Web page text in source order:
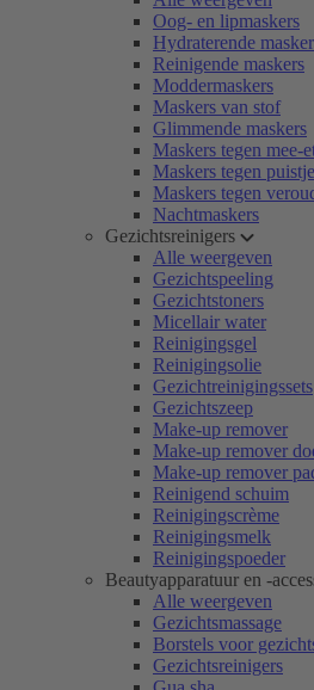
Oog- en lipmaskers
Hydraterende
Reinigende maskers
Moddermaskers
Maskers van stof
Glimmende maskers
Maskers tegen mee-
Maskers tegen
Maskers tegen
Nachtmaskers
Gezichtsreinigers
Alle weergeven
Gezichtspeeling
Gezichtstoners
Micellair water
Reinigingsgel
Reinigingsolie
Gezichtreinigingssets
Gezichtszeep
Make-up remover
Make-up remover
Make-up remover
Reinigend schuim
Reinigingscrème
Reinigingsmelk
Reinigingspoeder
Beautyapparatuur en -
Alle weergeven
Gezichtsmassage
Borstels voor
Gezichtsreinigers